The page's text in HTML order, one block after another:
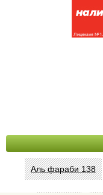
Аль фараби 138